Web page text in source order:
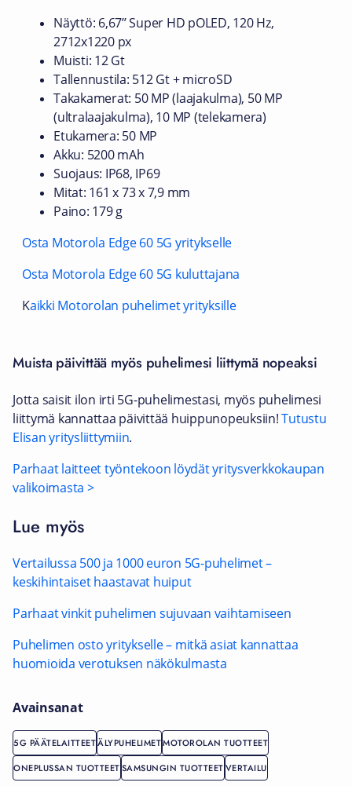
Näyttö: 6,67’’ Super HD pOLED, 120 Hz,
2712x1220 px
Muisti: 12 Gt
Tallennustila: 512 Gt + microSD
Takakamerat: 50 MP (laajakulma), 50 MP
(ultralaajakulma), 10 MP (telekamera)
Etukamera: 50 MP
Akku: 5200 mAh
Suojaus: IP68, IP69
Mitat: 161 x 73 x 7,9 mm
Paino: 179 g
Osta Motorola Edge 60 5G yritykselle
Osta Motorola Edge 60 5G kuluttajana
Kaikki Motorolan puhelimet yrityksille
Muista päivittää myös puhelimesi liittymä nopeaksi
Jotta saisit ilon irti 5G-puhelimestasi, myös puhelimesi
liittymä kannattaa päivittää huippunopeuksiin!Tutustu
Elisan yritysliittymiin.​
Parhaat laitteet työntekoon löydät yritysverkkokaupan
valikoimasta >
Lue myös
Vertailussa 500 ja 1000 euron 5G-puhelimet –
keskihintaiset haastavat huiput
Parhaat vinkit puhelimen sujuvaan vaihtamiseen
Puhelimen osto yritykselle – mitkä asiat kannattaa
huomioida verotuksen näkökulmasta
Avainsanat
5G PÄÄTELAITTEETÄLYPUHELIMETMOTOROLAN TUOTTEET
ONEPLUSSAN TUOTTEETSAMSUNGIN TUOTTEETVERTAILU